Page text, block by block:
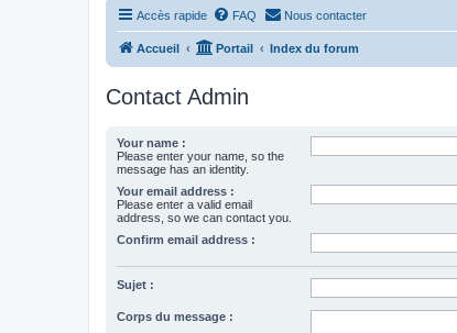
Accès rapide FAQ Nous contacter
Accueil Portail Index du forum
Contact Admin
Your name :
Please enter your name, so the
message has an identity.
Your email address :
Please enter a valid email
address, so we can contact you.
Confirm email address :
Sujet :
Corps du message :